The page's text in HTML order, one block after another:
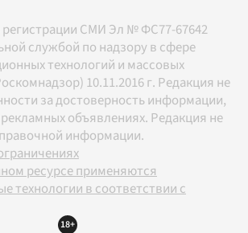
регистрации СМИ Эл № ФС77-67642
службой по надзору в сфере
технологий и массовых
10.11.2016 г. Редакция не
за достоверность информации,
объявлениях. Редакция не
информации.
ресурсе применяются
технологии в соответствии с
18+